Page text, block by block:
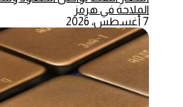
الملاحة في هرمز
7 أغسطس، 2026